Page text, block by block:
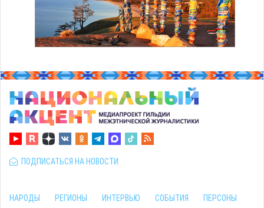
ПОДПИСАТЬСЯ НА НОВОСТИ
НАРОДЫ РЕГИОНЫ ИНТЕРВЬЮ СОБЫТИЯ ПЕРСОНЫ